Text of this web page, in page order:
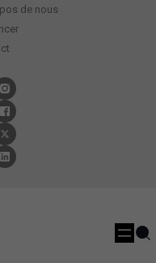
de nous